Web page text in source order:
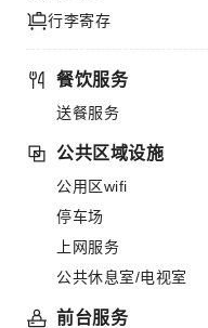
行李寄存
餐饮服务
送餐服务
公共区域设施
公用区wifi
停车场
上网服务
公共休息室/电视室
前台服务